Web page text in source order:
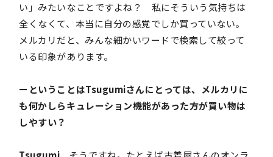
い」みたいなことですよね？ 私にそういう気持ちは
全くなくて、本当に自分の感覚でしか買っていない。
メルカリだと、みんな細かいワードで検索して絞って
いる印象があります。
ーということはTsugumiさんにとっては、メルカリに
も何かしらキュレーション機能があった方が買い物は
しやすい？